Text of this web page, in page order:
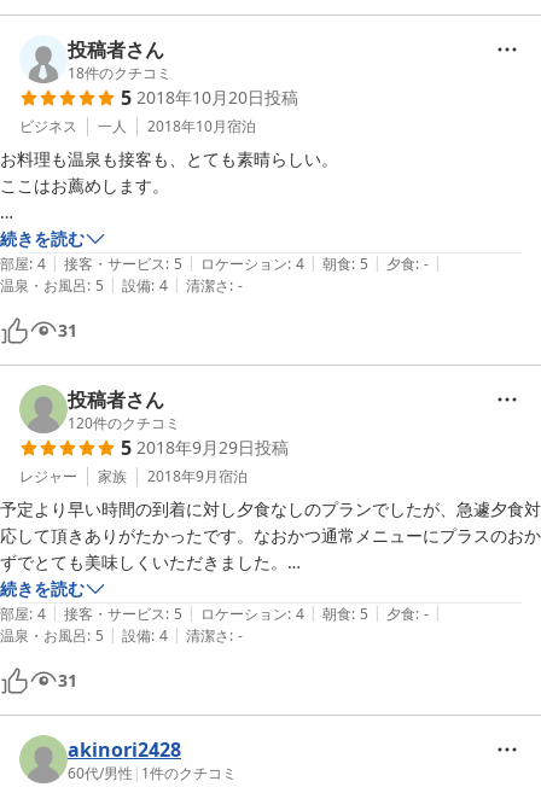
投稿者さん
18件のクチコミ
5 2018年10月20日投稿
ビジネス 一人 2018年10月宿泊
お料理も温泉も接客も、とても素晴らしい。
ここはお薦めします。
ただし・・・魚がダメな方は一度
「魚料理がダメなんですが」と問い合わせを
してからの方が良いかと。
あと、ウォシュレットはフロント前のトイレに
あります。
大変お世話になりました。
また、必ず行きますから！
続きを読む
部屋: 4 | 接客・サービス: 5 | ロケーション: 4 | 朝食: 5 | 夕食: - |
温泉・お風呂: 5 | 設備: 4 | 清潔さ: -
31
投稿者さん
120件のクチコミ
5 2018年9月29日投稿
レジャー 家族 2018年9月宿泊
予定より早い時間の到着に対し夕食なしのプランでしたが、急遽夕食対
応して頂きありがたかったです。なおかつ通常メニューにプラスのおか
ずでとても美味しくいただきました。
源泉かけ流しにゆったりつかり旅の最終日の疲れをとることができまし
た。
おかみさんの手作り料理の数々と笑顔の対応が素晴らしかったです。
続きを読む
部屋: 4 | 接客・サービス: 5 | ロケーション: 4 | 朝食: 5 | 夕食: - |
温泉・お風呂: 5 | 設備: 4 | 清潔さ: -
31
akinori2428
60代/男性 | 1件のクチコミ